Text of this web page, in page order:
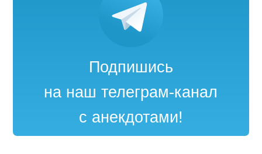
Подпишись
на наш телеграм-канал
с анекдотами!